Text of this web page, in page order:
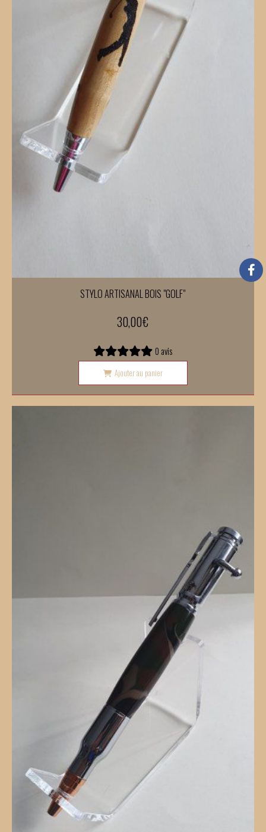
STYLO ARTISANAL BOIS "GOLF"
30,00€
0 avis
Ajouter au panier